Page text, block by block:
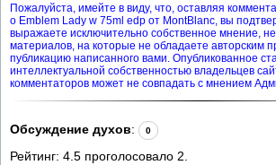
Пожалуйста, имейте в виду, что, оставляя
о Emblem Lady w 75ml edp от MontBlanc, вы
выражаете исключительно собственное мнение,
материалов, на которые не обладаете авторским
публикацию написанного вами. Опубликованное
интеллектуальной собственностью владельцев
комментаторов может не совпадать с мнением
Обсуждение духов: 0
Рейтинг: 4.5 проголосовало 2